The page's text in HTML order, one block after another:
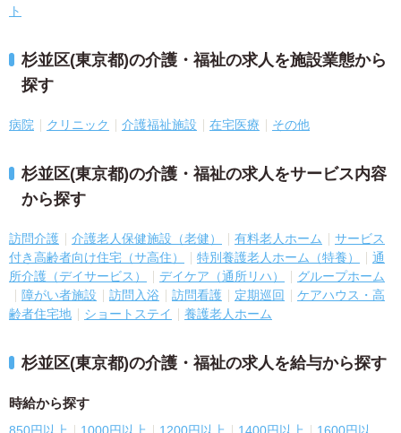
ト
杉並区(東京都)の介護・福祉の求人を施設業態から
探す
病院 クリニック 介護福祉施設 在宅医療 その他
杉並区(東京都)の介護・福祉の求人をサービス内容
から探す
訪問介護 介護老人保健施設（老健） 有料老人ホーム
サービス
付き高齢者向け住宅（サ高住）
特別養護老人ホーム（特養）
通
所介護（デイサービス）
デイケア（通所リハ）
グループホーム
障がい者施設
訪問入浴 訪問看護 定期巡回
ケアハウス・高
齢者住宅地
ショートステイ 養護老人ホーム
杉並区(東京都)の介護・福祉の求人を給与から探す
時給から探す